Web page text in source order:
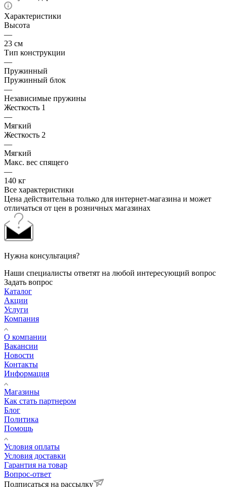
Характеристики
Высота
—
23 см
Тип конструкции
—
Пружинный
Пружинный блок
—
Независимые пружины
Жесткость 1
—
Мягкий
Жесткость 2
—
Мягкий
Макс. вес спящего
—
140 кг
Все характеристики
Цена действительна только для интернет-магазина и может
отличаться от цен в розничных магазинах
Нужна консультация?
Наши специалисты ответят на любой интересующий вопрос
Задать вопрос
Каталог
Акции
Услуги
Компания
О компании
Вакансии
Новости
Контакты
Информация
Магазины
Как стать партнером
Блог
Политика
Помощь
Условия оплаты
Условия доставки
Гарантия на товар
Вопрос-ответ
Подписаться на рассылку